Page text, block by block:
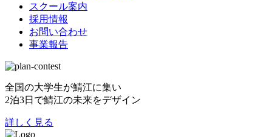
スクール案内
採用情報
お問い合わせ
事業報告
全国の大学生が鯖江に集い
2泊3日で鯖江の未来をデザイン
詳しく見る